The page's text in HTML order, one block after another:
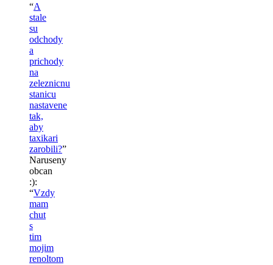
“A
stale
su
odchody
a
prichody
na
zeleznicnu
stanicu
nastavene
tak,
aby
taxikari
zarobili?”
Naruseny
obcan
:):
“Vzdy
mam
chut
s
tim
mojim
renoltom